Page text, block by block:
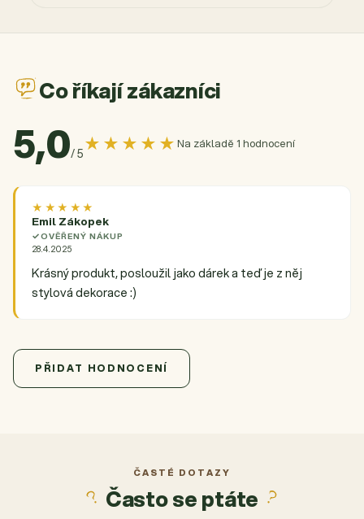
Co říkají zákazníci
5,0/ 5★★★★★Na základě 1 hodnocení
★★★★★
Emil Zákopek
OVĚŘENÝ NÁKUP
28.4.2025
Krásný produkt, posloužil jako dárek a teď je z něj
stylová dekorace :)
5,0Průměrné hodnocení produktu je 5,0 z 5 hvězdiček.
1 hodnocení
PŘIDAT HODNOCENÍ
ČASTÉ DOTAZY
Často se ptáte